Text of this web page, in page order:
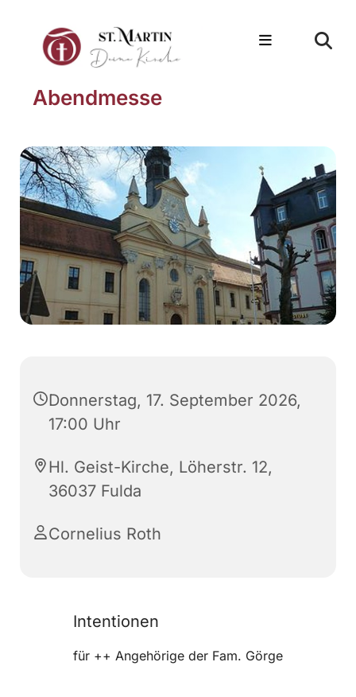
Abendmesse
Donnerstag, 17. September 2026,
17:00 Uhr
Hl. Geist-Kirche, Löherstr. 12,
36037 Fulda
Cornelius Roth
Intentionen
für ++ Angehörige der Fam. Görge